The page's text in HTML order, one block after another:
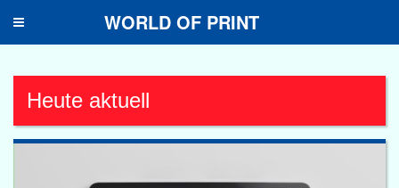
Toggle
WORLD OF PRINT
Heute aktuell